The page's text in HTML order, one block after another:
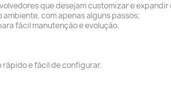
que desejam customizar e expandir
com apenas alguns passos;
fácil manutenção e evolução.
rápido e fácil de configurar.